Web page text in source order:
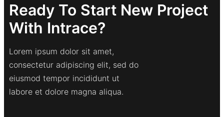
Ready To Start New Project
With Intrace?
Lorem ipsum dolor sit amet,
consectetur adipiscing elit, sed do
eiusmod tempor incididunt ut
labore et dolore magna aliqua.